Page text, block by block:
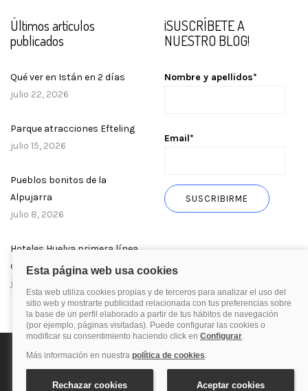
Últimos artículos
publicados
Qué ver en Istán en 2 días
julio 22, 2026
Parque atracciones Efteling
julio 15, 2026
Pueblos bonitos de la
Alpujarra
julio 8, 2026
Hoteles Huelva primera línea
de playa
julio 1, 2026
¡SUSCRÍBETE A
NUESTRO BLOG!
Nombre y apellidos*
Email*
© 2025 Blog de quehoteles.com. Todos los derechos reservados.